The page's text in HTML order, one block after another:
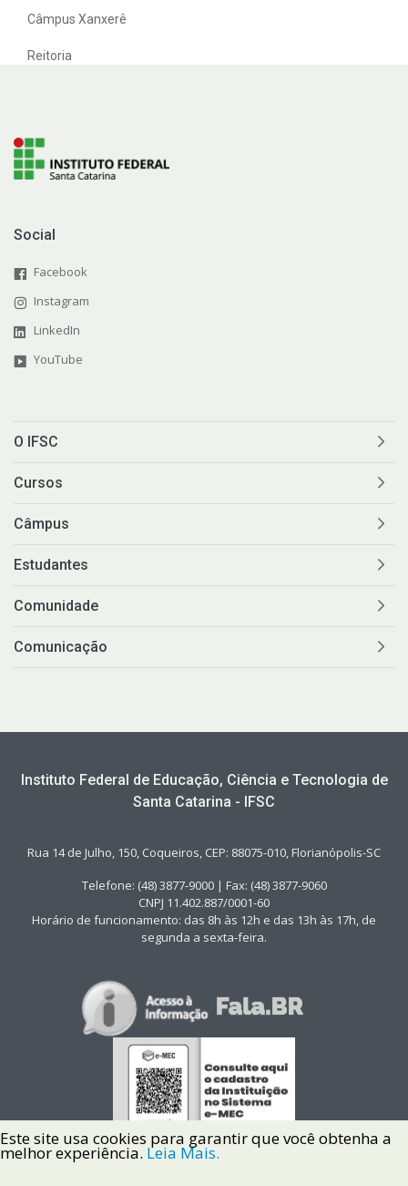
Câmpus Xanxerê
Reitoria
Social
Facebook
Instagram
LinkedIn
YouTube
O IFSC
Cursos
Câmpus
Estudantes
Comunidade
Comunicação
Instituto Federal de Educação, Ciência e Tecnologia de
Santa Catarina - IFSC
Rua 14 de Julho, 150, Coqueiros, CEP: 88075-010, Florianópolis-SC
Telefone: (48) 3877-9000 | Fax: (48) 3877-9060
CNPJ 11.402.887/0001-60
Horário de funcionamento: das 8h às 12h e das 13h às 17h, de
segunda a sexta-feira.
Este site usa cookies para garantir que você obtenha a
melhor experiência. Leia Mais.